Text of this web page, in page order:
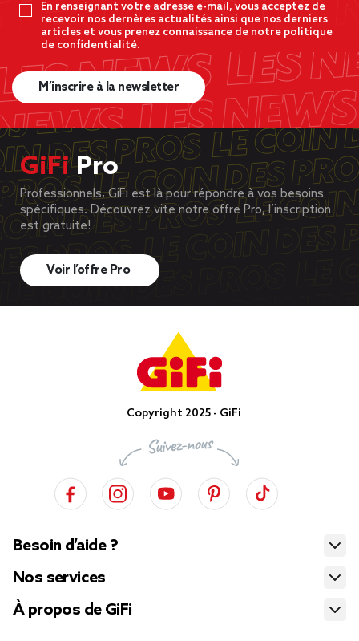
En renseignant votre adresse e-mail, vous acceptez de
recevoir nos dernères actualités ainsi que nos derniers
articles et vous prenez connaissance de notre politique
de confidentialité.
M’inscrire à la newsletter
GiFiPro
Professionnels, GiFi est là pour répondre à vos besoins
spécifiques. Découvrez vite notre offre Pro, l’inscription
est gratuite!
Voir l’offre Pro
Copyright 2025 - GiFi
Besoin d’aide ?
Nos services
À propos de GiFi